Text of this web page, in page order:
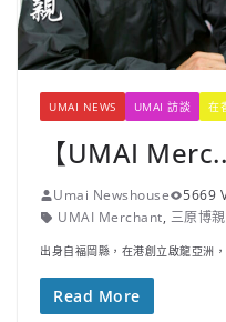
UMAI NEWS UMAI 訪談 在
【UMAI
Umai Newshouse
5669
UMAI Merchant, 三原博親
出身自福岡縣，在港創立啟龍亞洲
Read More